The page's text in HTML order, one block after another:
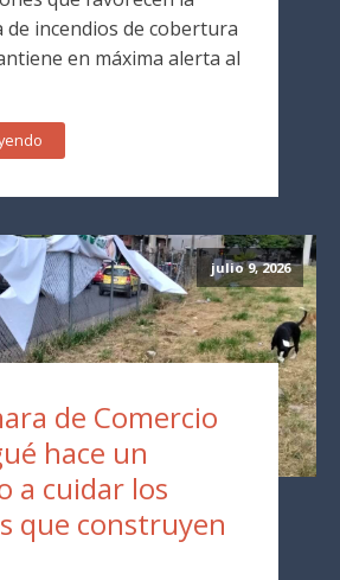
de incendios de cobertura
en máxima alerta al
julio 9, 2026
de Comercio
hace un
a cuidar los
que construyen